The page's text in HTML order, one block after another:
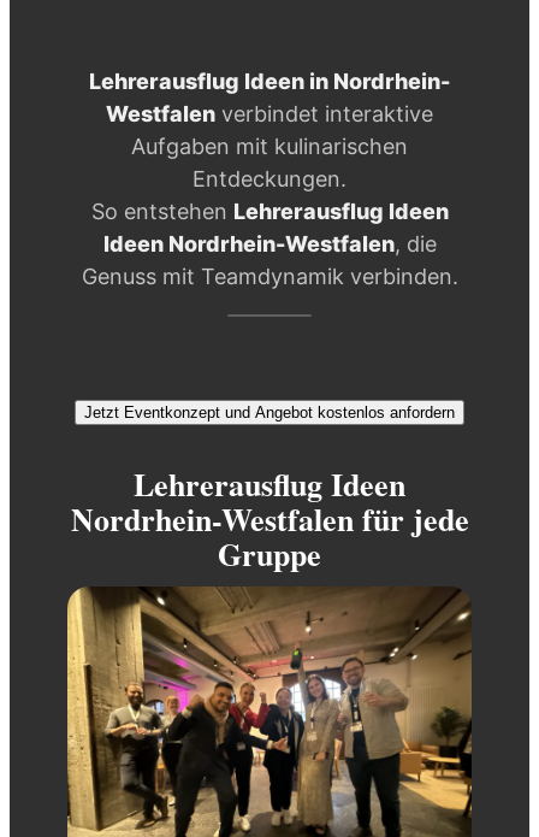
Lehrerausflug Ideen in Nordrhein-
Westfalen verbindet interaktive
Aufgaben mit kulinarischen
Entdeckungen.
So entstehen Lehrerausflug Ideen
Ideen Nordrhein-Westfalen, die
Genuss mit Teamdynamik verbinden.
Jetzt Eventkonzept und Angebot kostenlos anfordern
Lehrerausflug Ideen
Nordrhein-Westfalen für jede
Gruppe